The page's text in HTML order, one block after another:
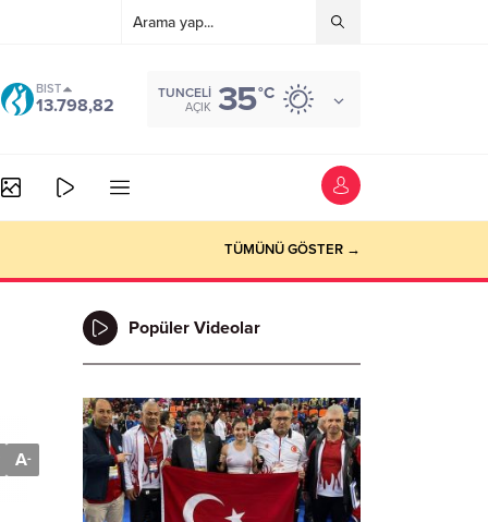
BIST
13.798,82
TUNCELI
AÇIK 35°C
TÜMÜNÜ GÖSTER →
A-
Popüler Videolar